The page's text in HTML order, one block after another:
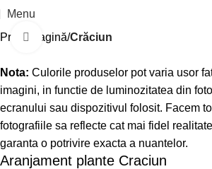
Menu
Prima pagină Crăciun
Click to enlarge
Nota: Culorile produselor pot varia usor
imagini, in functie de luminozitatea din
ecranului sau dispozitivul folosit. Facem
fotografiile sa reflecte cat mai fidel
garanta o potrivire exacta a nuantelor.
Aranjament plante Craciun